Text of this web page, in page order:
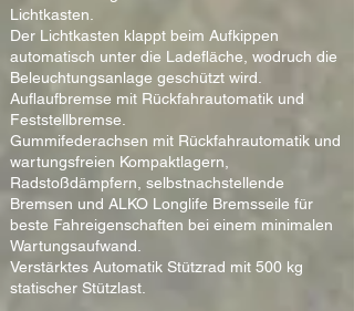
Lichtkasten.
​Der Lichtkasten klappt beim Aufkippen
automatisch unter die Ladefläche, wodruch die
Beleuchtungsanlage geschützt wird.​
Auflaufbremse mit Rückfahrautomatik und
Feststellbremse.
Gummifederachsen mit Rückfahrautomatik und
wartungsfreien Kompaktlagern,
Radstoßdämpfern, selbstnachstellende
Bremsen und ALKO Longlife Bremsseile für
beste Fahreigenschaften bei einem minimalen
Wartungsaufwand.
Verstärktes Automatik Stützrad mit 500 kg
statischer Stützlast.